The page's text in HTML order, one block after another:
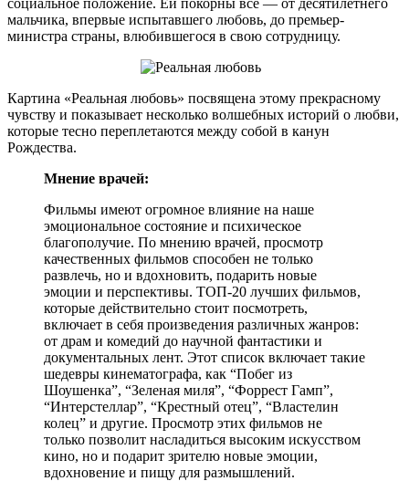
мальчика, впервые испытавшего любовь, до премьер-
министра страны, влюбившегося в свою сотрудницу.
Картина «Реальная любовь» посвящена этому прекрасному
чувству и показывает несколько волшебных историй о любви,
которые тесно переплетаются между собой в канун
Рождества.
Мнение врачей:
Фильмы имеют огромное влияние на наше
эмоциональное состояние и психическое
благополучие. По мнению врачей, просмотр
качественных фильмов способен не только
развлечь, но и вдохновить, подарить новые
эмоции и перспективы. ТОП-20 лучших фильмов,
которые действительно стоит посмотреть,
включает в себя произведения различных жанров:
от драм и комедий до научной фантастики и
документальных лент. Этот список включает такие
шедевры кинематографа, как “Побег из
Шоушенка”, “Зеленая миля”, “Форрест Гамп”,
“Интерстеллар”, “Крестный отец”, “Властелин
колец” и другие. Просмотр этих фильмов не
только позволит насладиться высоким искусством
кино, но и подарит зрителю новые эмоции,
вдохновение и пищу для размышлений.